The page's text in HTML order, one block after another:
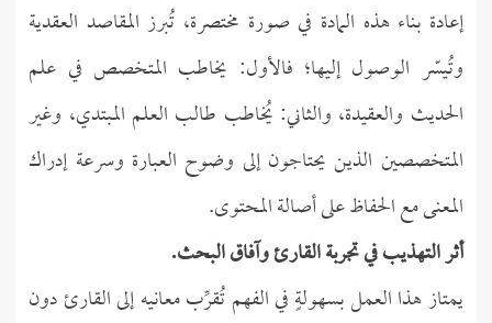
إعادة بناء هذه المادة في صورة مختصرة، تُبرز المقاصد العقدية
وتُيسّر الوصول إليها؛ فالأول: يخاطب المتخصص في علم
الحديث والعقيدة، والثاني: يُخاطب طالب العلم المبتدي، وغير
المتخصصين الذين يحتاجون إلى وضوح العبارة وسرعة إدراك
المعنى مع الحفاظ على أصالة المحتوى.
أثر التهذيب في تجربة القارئ وآفاق البحث.
يمتاز هذا العمل بسهولةٍ في الفهم تُقرِّب معانيه إلى القارئ دون